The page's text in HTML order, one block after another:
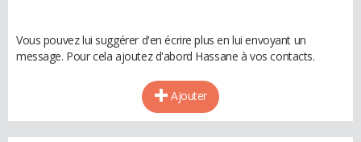
Vous pouvez lui suggérer d'en écrire plus en lui envoyant un
message. Pour cela ajoutez d'abord Hassane à vos contacts.
Ajouter